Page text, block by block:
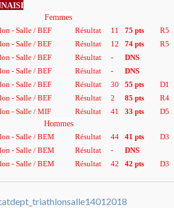
Femmes
- Salle / BEF Résultat 11 75 pts R5
- Salle / BEF Résultat 12 74 pts R5
- Salle / BEF Résultat - DNS
- Salle / BEF Résultat - DNS
- Salle / BEF Résultat 30 55 pts D1
- Salle / BEF Résultat 2 85 pts R4
- Salle / MIF Résultat 41 33 pts D5
Hommes
- Salle / BEM Résultat 44 41 pts D3
- Salle / BEM Résultat - DNS
- Salle / BEM Résultat 42 42 pts D3